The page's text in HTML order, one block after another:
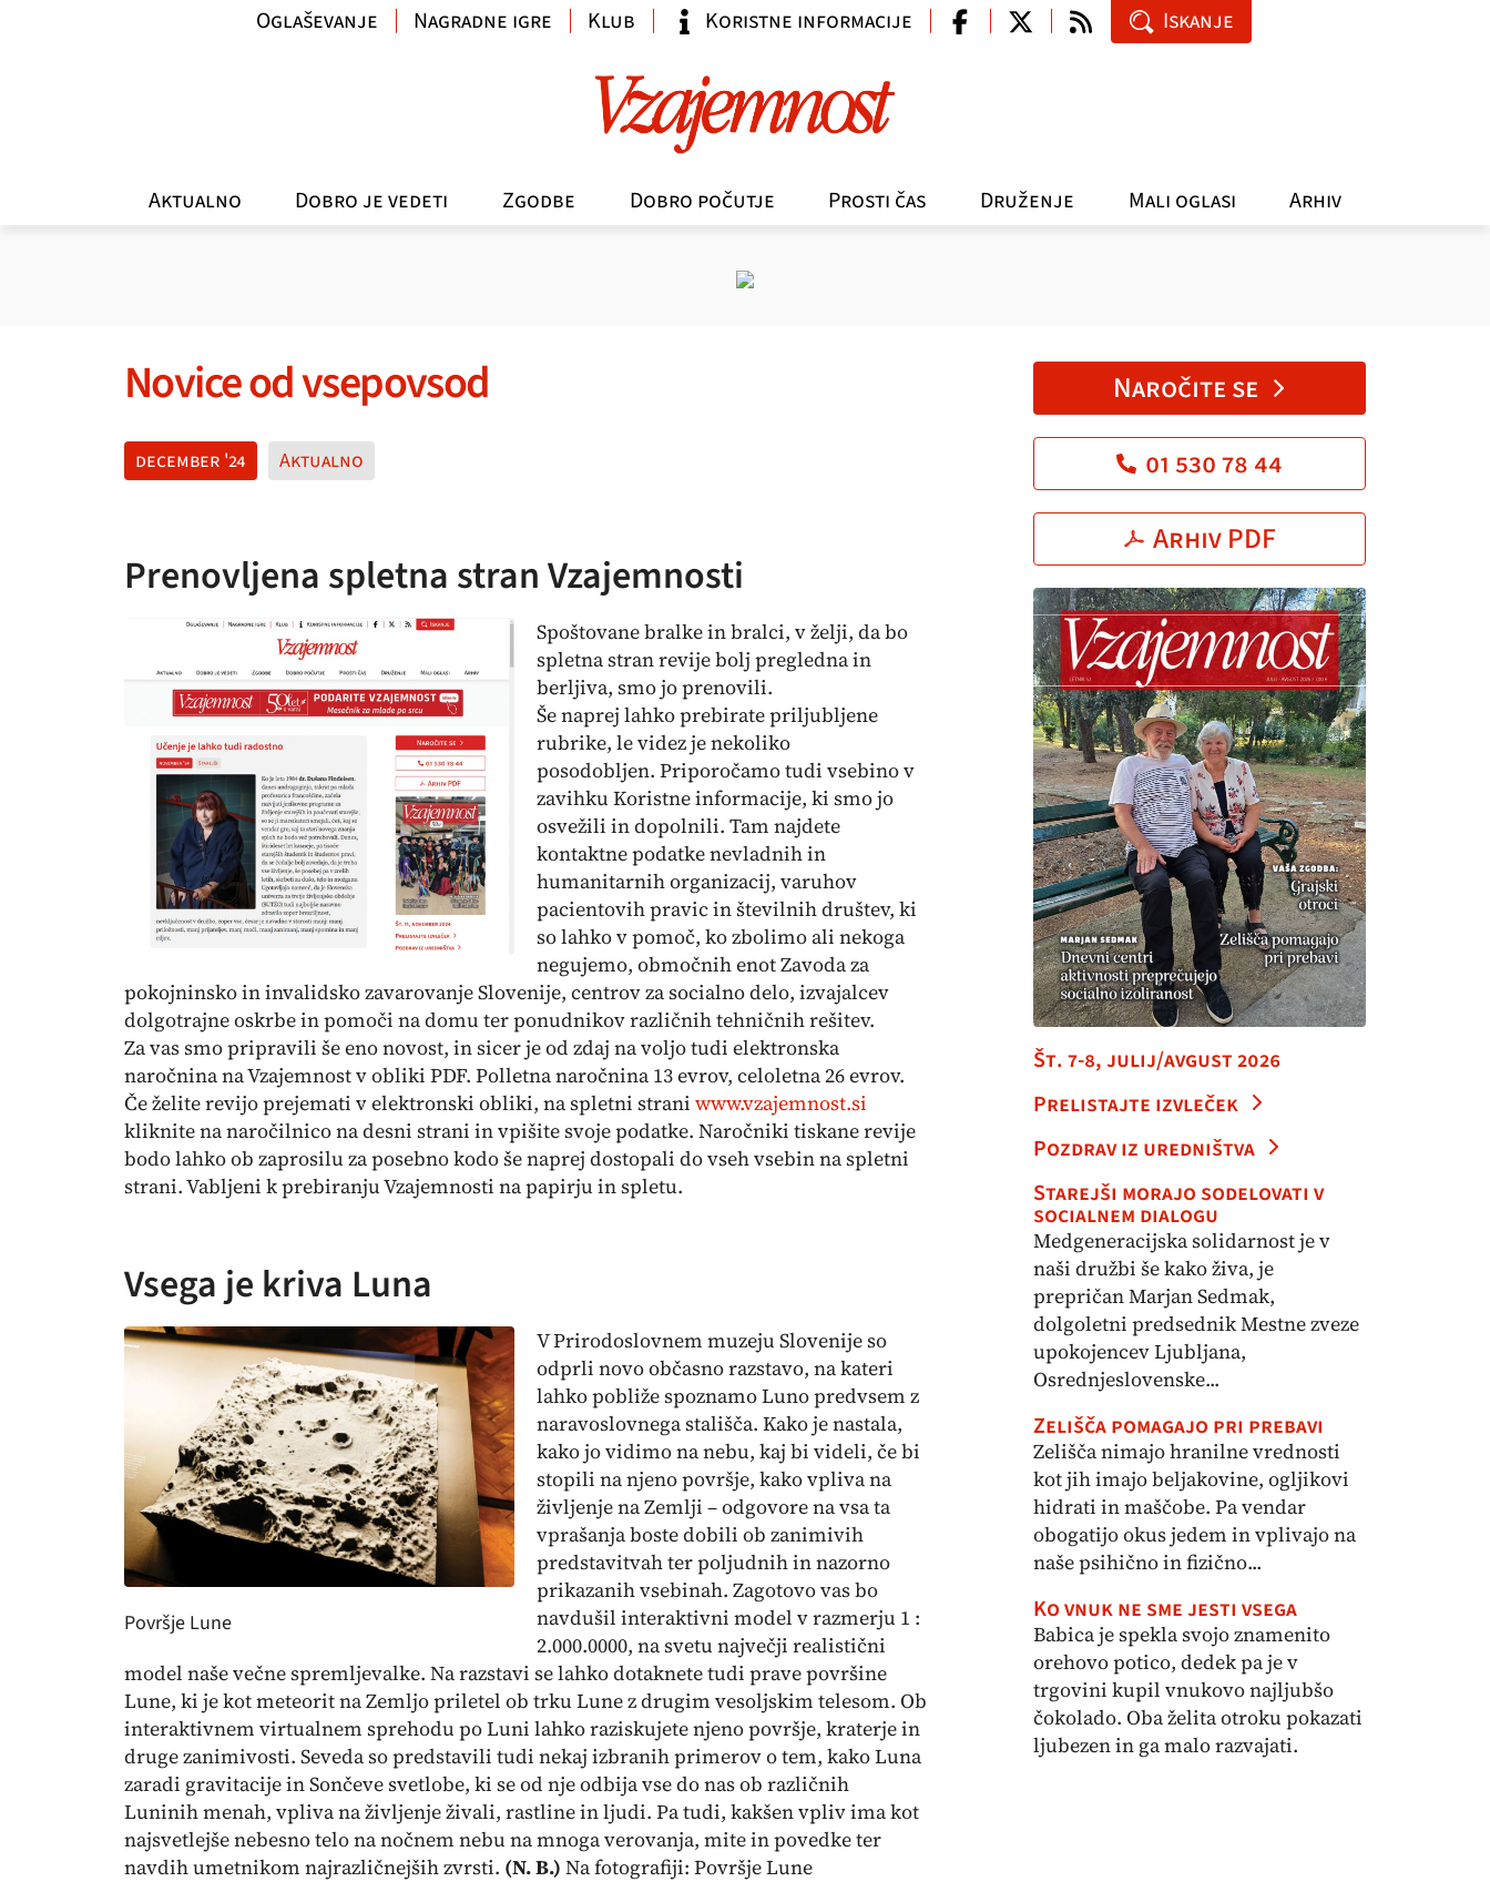
Aktualno Dobro je vedeti Zgodbe Dobro počutje Prosti čas Druženje Mali oglasi Arhiv
Oglaševanje Nagradne igre Klub Koristne informacije Iskanje
Novice od vsepovsod
december '24 Aktualno
Prenovljena spletna stran Vzajemnosti
Spoštovane bralke in bralci, v želji, da bo
spletna stran revije bolj pregledna in
berljiva, smo jo prenovili.
Še naprej lahko prebiratepriljubljene
rubrike, le videz je nekoliko
posodobljen. Priporočamo tudi vsebino v
zavihku Koristne informacije, ki smo jo
osvežili in dopolnili. Tam najdete
kontaktne podatke nevladnih in
humanitarnih organizacij, varuhov
pacientovih pravic in številnih društev, ki
so lahko v pomoč, ko zbolimo ali nekoga
negujemo, območnih enot Zavoda za
pokojninsko in invalidsko zavarovanje Slovenije, centrov za socialno delo, izvajalcev
dolgotrajne oskrbe in pomoči na domu ter ponudnikov različnih tehničnih rešitev.
Za vas smo pripravili še eno novost, in sicer je od zdaj na voljo tudi elektronska
naročnina na Vzajemnost v obliki PDF. Polletna naročnina 13 evrov, celoletna 26 evrov.
Če želite revijo prejemati v elektronski obliki, na spletni strani www.vzajemnost.si
kliknite na naročilnico na desni strani in vpišite svoje podatke. Naročniki tiskane revije
bodo lahko ob zaprosilu za posebno kodo še naprej dostopali do vseh vsebin na spletni
strani. Vabljeni k prebiranju Vzajemnosti na papirju in spletu.
Vsega je kriva Luna
Površje Lune
V Prirodoslovnem muzeju Slovenije so
odprli novo občasno razstavo, na kateri
lahko pobliže spoznamo Luno predvsem z
naravoslovnega stališča. Kako je nastala,
kako jo vidimo na nebu, kaj bi videli, če bi
stopili na njeno površje, kako vpliva na
življenje na Zemlji – odgovore na vsa ta
vprašanja boste dobili ob zanimivih
predstavitvah ter poljudnih in nazorno
prikazanih vsebinah. Zagotovo vas bo
navdušil interaktivni model v razmerju 1 :
2.000.0000, na svetu največji realistični
model naše večne spremljevalke. Na razstavi se lahko dotaknete tudi prave površine
Lune, ki je kot meteorit na Zemljo priletel ob trku Lune z drugim vesoljskim telesom. Ob
interaktivnem virtualnem sprehodu po Luni lahko raziskujete njeno površje, kraterje in
druge zanimivosti. Seveda so predstavili tudi nekaj izbranih primerov o tem, kako Luna
zaradi gravitacije in Sončeve svetlobe, ki se od nje odbija vse do nas ob različnih
Luninih menah, vpliva na življenje živali, rastline in ljudi. Pa tudi, kakšen vpliv ima kot
najsvetlejše nebesno telo na nočnem nebu na mnoga verovanja, mite in povedke ter
navdih umetnikom najrazličnejših zvrsti. (N. B.) Na fotografiji: Površje Lune
Naročite se
01 530 78 44
Arhiv PDF
Št. 7-8, julij/avgust 2026
Prelistajte izvleček
Pozdrav iz uredništva
Starejši morajo sodelovati v
socialnem dialogu
Medgeneracijska solidarnost je v
naši družbi še kako živa, je
prepričan Marjan Sedmak,
dolgoletni predsednik Mestne zveze
upokojencev Ljubljana,
Osrednjeslovenske...
Zelišča pomagajo pri prebavi
Zelišča nimajo hranilne vrednosti
kot jih imajo beljakovine, ogljikovi
hidrati in maščobe. Pa vendar
obogatijo okus jedem in vplivajo na
naše psihično in fizično...
Ko vnuk ne sme jesti vsega
Babica je spekla svojo znamenito
orehovo potico, dedek pa je v
trgovini kupil vnukovo najljubšo
čokolado. Oba želita otroku pokazati
ljubezen in ga malo razvajati.